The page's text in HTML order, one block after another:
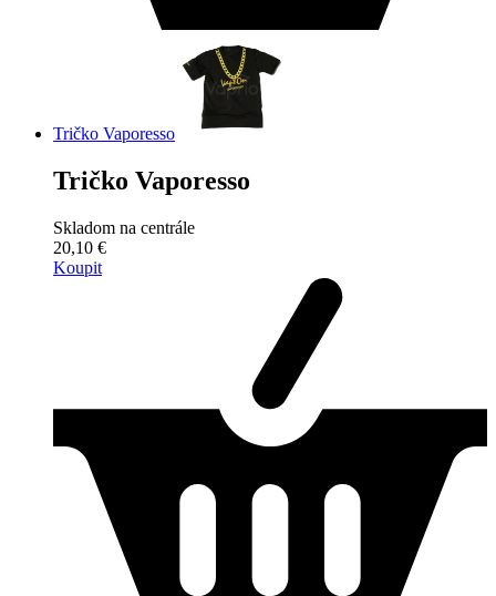
Tričko Vaporesso
Tričko Vaporesso
Skladom na centrále
20,10 €
Koupit